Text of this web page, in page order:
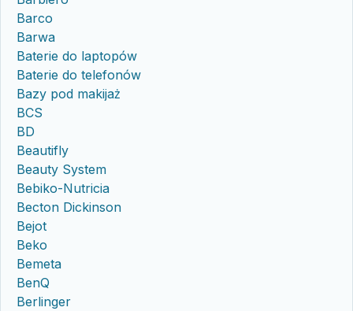
Barco
Barwa
Baterie do laptopów
Baterie do telefonów
Bazy pod makijaż
BCS
BD
Beautifly
Beauty System
Bebiko-Nutricia
Becton Dickinson
Bejot
Beko
Bemeta
BenQ
Berlinger